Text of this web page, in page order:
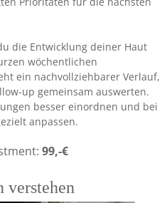
die Entwicklung deiner Haut
wöchentlichen
ein nachvollziehbarer Verlauf,
up gemeinsam auswerten.
besser einordnen und bei
anpassen.
99,-€
verstehen